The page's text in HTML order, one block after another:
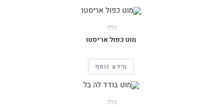
כללי
מוט כפול אריסטו
מידע נוסף
כללי